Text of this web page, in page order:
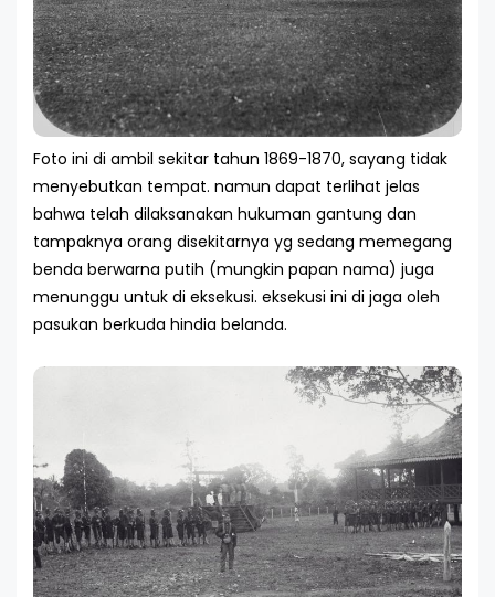
Foto ini di ambil sekitar tahun 1869-1870, sayang tidak
menyebutkan tempat. namun dapat terlihat jelas
bahwa telah dilaksanakan hukuman gantung dan
tampaknya orang disekitarnya yg sedang memegang
benda berwarna putih (mungkin papan nama) juga
menunggu untuk di eksekusi. eksekusi ini di jaga oleh
pasukan berkuda hindia belanda.